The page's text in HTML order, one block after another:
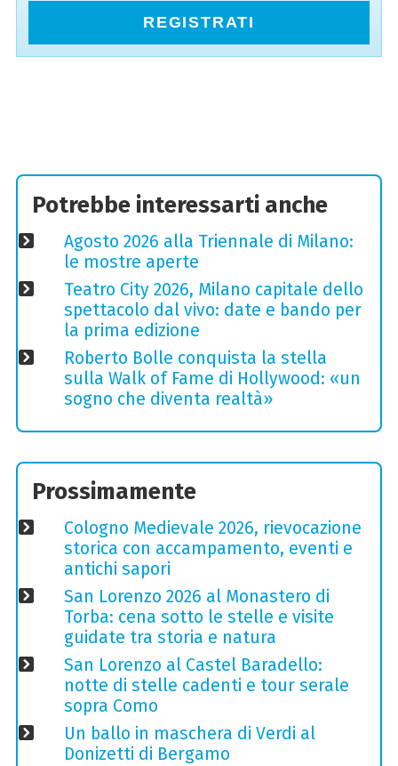
REGISTRATI
Potrebbe interessarti anche
Agosto 2026 alla Triennale di Milano:
le mostre aperte
Teatro City 2026, Milano capitale dello
spettacolo dal vivo: date e bando per
la prima edizione
Roberto Bolle conquista la stella
sulla Walk of Fame di Hollywood: «un
sogno che diventa realtà»
Prossimamente
Cologno Medievale 2026, rievocazione
storica con accampamento, eventi e
antichi sapori
San Lorenzo 2026 al Monastero di
Torba: cena sotto le stelle e visite
guidate tra storia e natura
San Lorenzo al Castel Baradello:
notte di stelle cadenti e tour serale
sopra Como
Un ballo in maschera di Verdi al
Donizetti di Bergamo